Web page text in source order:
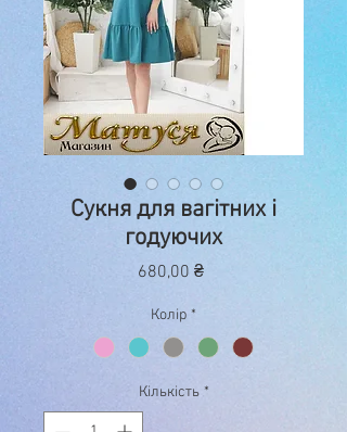
Сукня для вагітних і
годуючих
680,00 ₴Ціна
Колір *
Кількість *